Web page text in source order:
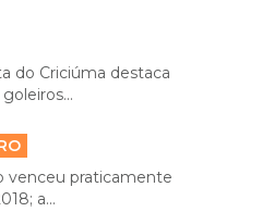
do Criciúma destaca
venceu praticamente
a...